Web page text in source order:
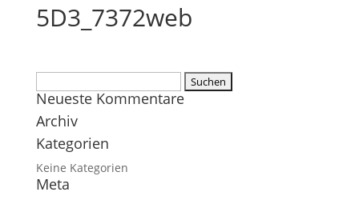
5D3_7372web
nach:
Neueste Kommentare
Archiv
Kategorien
Keine Kategorien
Meta